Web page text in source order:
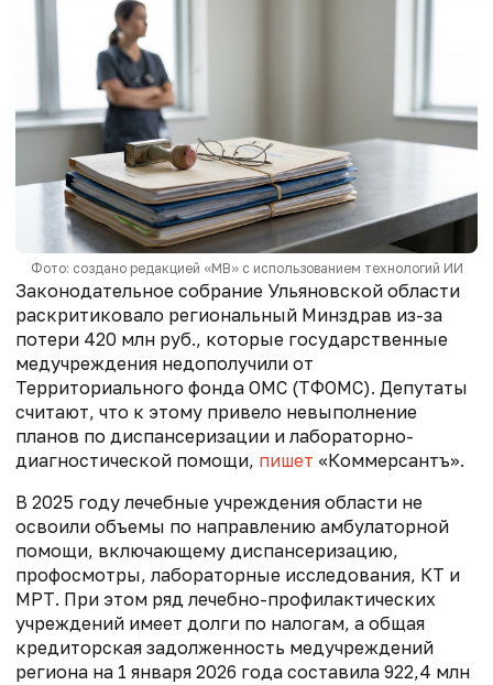
Фото: создано редакцией «МВ» с использованием технологий ИИ
Законодательное собрание Ульяновской области
раскритиковало региональный Минздрав из-за
потери 420 млн руб., которые государственные
медучреждения недополучили от
Территориального фонда ОМС (ТФОМС). Депутаты
считают, что к этому привело невыполнение
планов по диспансеризации и лабораторно-
диагностической помощи, пишет «Коммерсантъ».
В 2025 году лечебные учреждения области не
освоили объемы по направлению амбулаторной
помощи, включающему диспансеризацию,
профосмотры, лабораторные исследования, КТ и
МРТ. При этом ряд лечебно-профилактических
учреждений имеет долги по налогам, а общая
кредиторская задолженность медучреждений
региона на 1 января 2026 года составила 922,4 млн